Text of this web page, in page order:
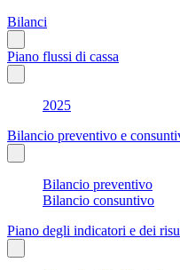
Bilanci
Piano flussi di cassa
2025
Bilancio preventivo e
Bilancio preventivo
Bilancio consuntivo
Piano degli indicatori e dei